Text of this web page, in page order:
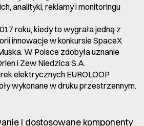
analityki, reklamy i monitoringu
roku, kiedy to wygrała jedną z
innowacje w konkursie SpaceX
W Polsce zdobyła uznanie
i Zew Niedzica S.A.
elektrycznych EUROLOOP
wykonane w druku przestrzennym.
i dostosowane komponenty